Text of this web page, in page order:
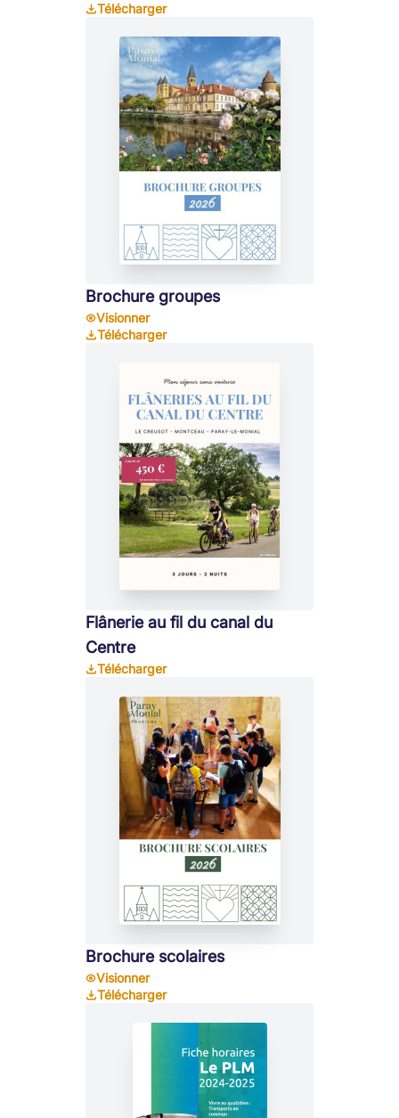
Télécharger
Brochure groupes
Visionner
Télécharger
Flânerie au fil du canal du
Centre
Télécharger
Brochure scolaires
Visionner
Télécharger